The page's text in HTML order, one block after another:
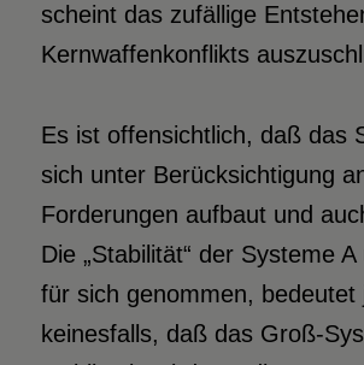
scheint das zufällige
Kernwaffenkonflikts
Es ist offensichtlich, daß das
sich unter Berücksichtigung
Forderungen aufbaut und
Die „Stabilität“ der Systeme
für sich genommen, bedeutet
keinesfalls, daß das Groß-